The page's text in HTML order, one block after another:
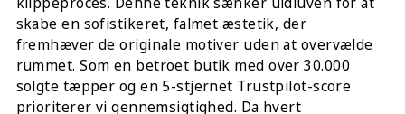
skabe en sofistikeret, falmet æstetik, der
fremhæver de originale motiver uden at overvælde
rummet. Som en betroet butik med over 30.000
solgte tæpper og en 5-stjernet Trustpilot-score
prioriterer vi gennemsigtighed. Da hvert